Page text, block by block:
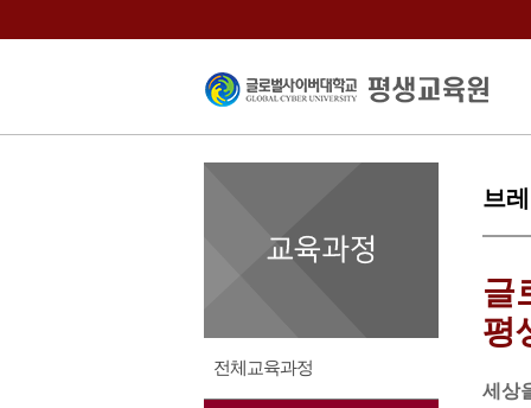
전체교육과정
브
글
평
세상